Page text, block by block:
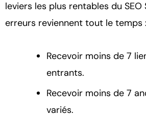
leviers les plus rentables du SEO
erreurs reviennent tout le temps :
Recevoir moins de 7
entrants.
Recevoir moins de 7
variés.